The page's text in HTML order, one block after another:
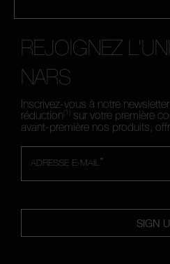
REJOIGNEZ
NARS
Inscrivez-vous à notre
réduction (1)
sur votre première
avant-première nos produits,
*
ADRESSE E-MAIL
SIGN